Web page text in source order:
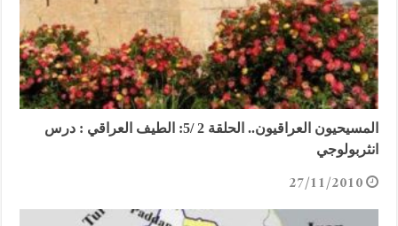
المسيحيون العراقيون.. الحلقة 2 /5: الطيف العراقي : درس
انثربولوجي
27/11/2010